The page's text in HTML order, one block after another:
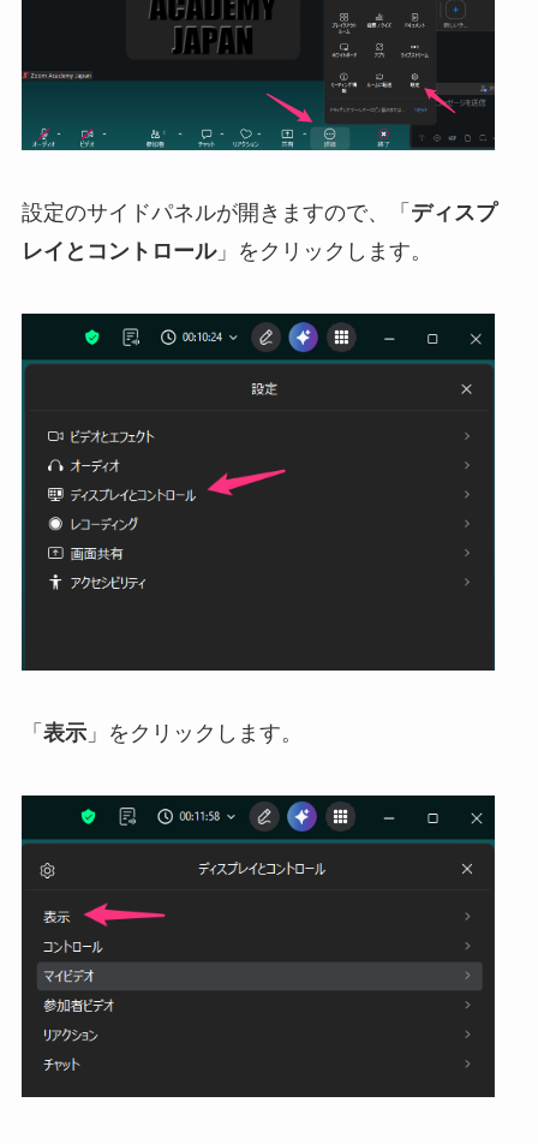
設定のサイドパネルが開きますので、「 ディスプ
レイとコントロール」をクリックします。
「 表示」をクリックします。